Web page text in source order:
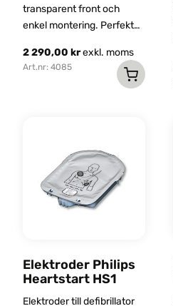
transparent front och
enkel montering. Perfekt
andra miljöer där
hjärtstartaren behöver
2 290,00krexkl. moms
Art.nr: 4085
Elektroder Philips
Heartstart HS1
Elektroder till defibrillator